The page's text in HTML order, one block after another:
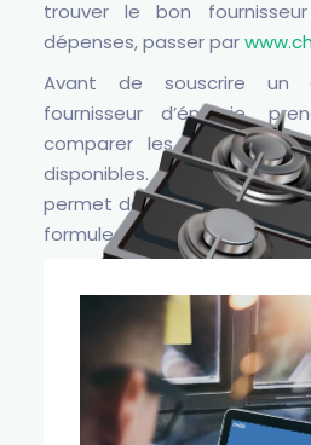
trouver le bon
dépenses, passer par
Avant de souscrire un
fournisseur d’énergie,
comparer les offres
disponibles. Le
permet de faire des
formule qui convient à vos